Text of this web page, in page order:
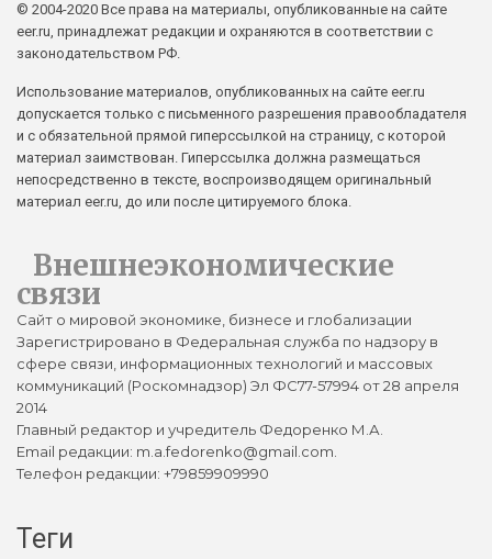
© 2004-2020 Все права на материалы, опубликованные на сайте
eer.ru, принадлежат редакции и охраняются в соответствии с
законодательством РФ.
Использование материалов, опубликованных на сайте eer.ru
допускается только с письменного разрешения правообладателя
и с обязательной прямой гиперссылкой на страницу, с которой
материал заимствован. Гиперссылка должна размещаться
непосредственно в тексте, воспроизводящем оригинальный
материал eer.ru, до или после цитируемого блока.
Внешнеэкономические
связи
Сайт о мировой экономике, бизнесе и глобализации
Зарегистрировано в Федеральная служба по надзору в
сфере связи, информационных технологий и массовых
коммуникаций (Роскомнадзор) Эл ФС77-57994 от 28 апреля
2014
Главный редактор и учредитель Федоренко М.А.
Email редакции: m.a.fedorenko@gmail.com.
Телефон редакции: +79859909990
Теги